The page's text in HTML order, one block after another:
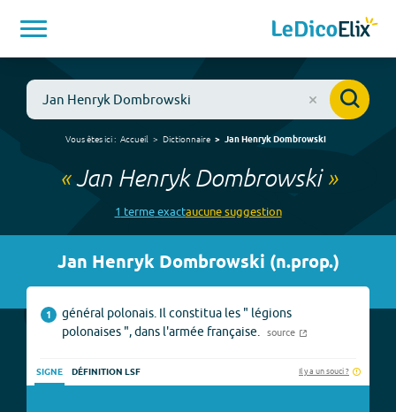
Vous êtes ici : Accueil Dictionnaire Jan Henryk Dombrowski
«Jan Henryk Dombrowski»
1 termeexactaucunesuggestion
Jan Henryk Dombrowski (n.prop.)
1
général polonais. Il constitua les " légions
polonaises ", dans l'armée française.
source
SIGNE DÉFINITION LSF Il y a un souci ?